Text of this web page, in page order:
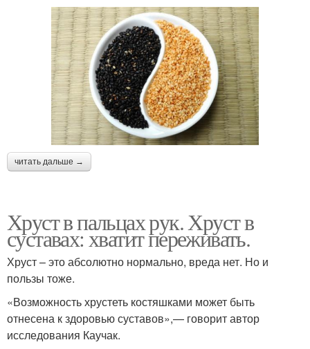
читать дальше →
Хруст в пальцах рук. Хруст в
суставах: хватит переживать.
Хруст – это абсолютно нормально, вреда нет. Но и
пользы тоже.
«Возможность хрустеть костяшками может быть
отнесена к здоровью суставов»,— говорит автор
исследования Каучак.